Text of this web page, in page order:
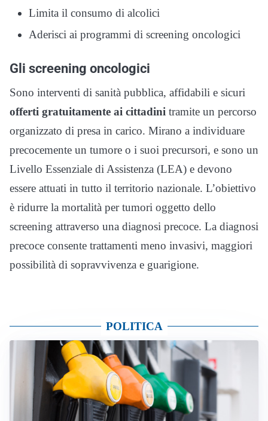
Limita il consumo di alcolici
Aderisci ai programmi di screening oncologici
Gli screening oncologici
Sono interventi di sanità pubblica, affidabili e sicuri
offerti gratuitamente ai cittadini tramite un percorso
organizzato di presa in carico. Mirano a individuare
precocemente un tumore o i suoi precursori, e sono un
Livello Essenziale di Assistenza (LEA) e devono
essere attuati in tutto il territorio nazionale. L’obiettivo
è ridurre la mortalità per tumori oggetto dello
screening attraverso una diagnosi precoce. La diagnosi
precoce consente trattamenti meno invasivi, maggiori
possibilità di sopravvivenza e guarigione.
POLITICA